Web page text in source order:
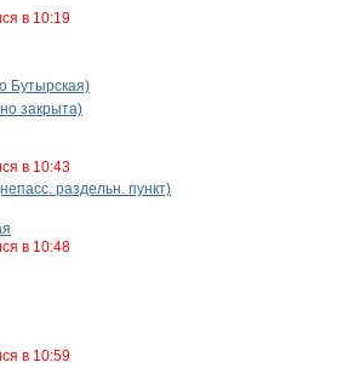
в 10:19
Бутырская)
закрыта)
в 10:43
раздельн. пункт)
в 10:48
в 10:59